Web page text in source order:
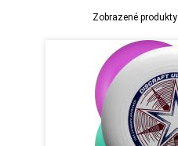
Zobrazené produkty